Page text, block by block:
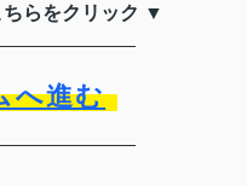
らをクリック ▼
へ進む